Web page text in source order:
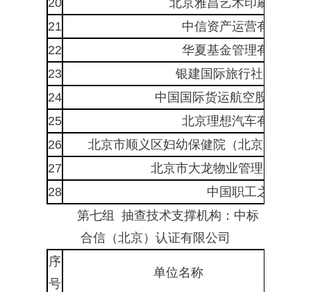
20
北京雅昌艺术印刷有限公
21
中信资产运营有限公司
22
华夏基金管理有限公司
23
银建国际旅行社有限公
24
中国国际货运航空股份有限
25
北京理想汽车有限公司
26
北京市顺义区妇幼保健院（北京儿童医
27
北京市大龙物业管理有限责
28
中国职工之家
第七组 抽查技术支撑机构：中标
合信（北京）认证有限公司
序
号
单位名称